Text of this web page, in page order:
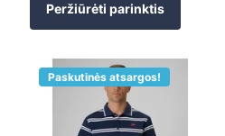
Peržiūrėti parinktis
Paskutinės atsargos!